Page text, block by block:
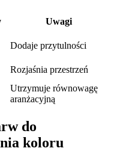
Uwagi
Dodaje przytulności
Rozjaśnia przestrzeń
Utrzymuje równowagę
aranżacyjną
do
koloru